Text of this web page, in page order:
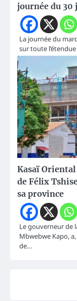
journée du 30
La journée du
sur toute
Kasaï
de Félix
sa province
Le gouverneur de
Mbwebwe Kapo,
de…